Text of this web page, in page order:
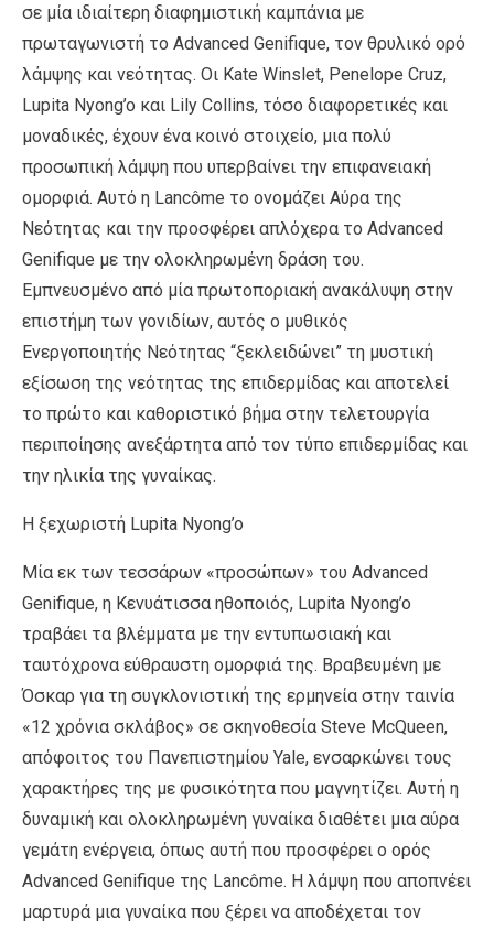
σε μία ιδιαίτερη διαφημιστική καμπάνια με
πρωταγωνιστή το Advanced Genifique, τον θρυλικό ορό
λάμψης και νεότητας. Οι Kate Winslet, Penelope Cruz,
Lupita Nyong’o και Lily Collins, τόσο διαφορετικές και
μοναδικές, έχουν ένα κοινό στοιχείο, μια πολύ
προσωπική λάμψη που υπερβαίνει την επιφανειακή
ομορφιά. Αυτό η Lancôme το ονομάζει Αύρα της
Νεότητας και την προσφέρει απλόχερα το Advanced
Genifique με την ολοκληρωμένη δράση του.
Εμπνευσμένο από μία πρωτοποριακή ανακάλυψη στην
επιστήμη των γονιδίων, αυτός ο μυθικός
Ενεργοποιητής Νεότητας “ξεκλειδώνει” τη μυστική
εξίσωση της νεότητας της επιδερμίδας και αποτελεί
το πρώτο και καθοριστικό βήμα στην τελετουργία
περιποίησης ανεξάρτητα από τον τύπο επιδερμίδας και
την ηλικία της γυναίκας.
Η ξεχωριστή Lupita Nyong’o
Μία εκ των τεσσάρων «προσώπων» του Advanced
Genifique, η Κενυάτισσα ηθοποιός, Lupita Nyong’o
τραβάει τα βλέμματα με την εντυπωσιακή και
ταυτόχρονα εύθραυστη ομορφιά της. Βραβευμένη με
Όσκαρ για τη συγκλονιστική της ερμηνεία στην ταινία
«12 χρόνια σκλάβος» σε σκηνοθεσία Steve McQueen,
απόφοιτος του Πανεπιστημίου Yale, ενσαρκώνει τους
χαρακτήρες της με φυσικότητα που μαγνητίζει. Αυτή η
δυναμική και ολοκληρωμένη γυναίκα διαθέτει μια αύρα
γεμάτη ενέργεια, όπως αυτή που προσφέρει ο ορός
Advanced Genifique της Lancôme. Η λάμψη που αποπνέει
μαρτυρά μια γυναίκα που ξέρει να αποδέχεται τον